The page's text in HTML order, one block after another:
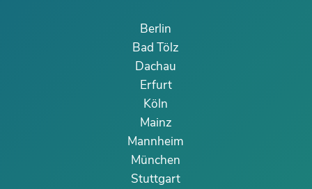
Berlin
Bad Tölz
Dachau
Erfurt
Köln
Mainz
Mannheim
München
Stuttgart